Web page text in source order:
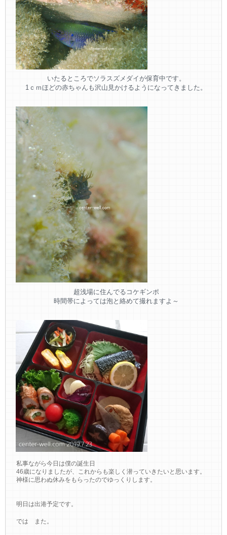
いたるところでソラスズメダイが保育中です。
1ｃｍほどの赤ちゃんも沢山見かけるようになってきました。
超浅場に住んでるコケギンポ
時間帯によっては泡と絡めて撮れますよ～
私事ながら今日は僕の誕生日
46歳になりましたが、これからも楽しく潜っていきたいと思います。
神様に思わぬ休みをもらったのでゆっくりします。
明日は出港予定です。
では また。